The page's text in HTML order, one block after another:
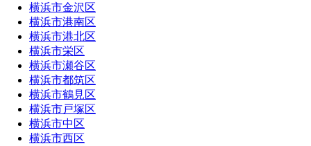
横浜市金沢区
横浜市港南区
横浜市港北区
横浜市栄区
横浜市瀬谷区
横浜市都筑区
横浜市鶴見区
横浜市戸塚区
横浜市中区
横浜市西区